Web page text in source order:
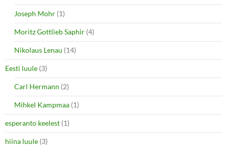
Joseph Mohr (1)
Moritz Gottlieb Saphir (4)
Nikolaus Lenau (14)
Eesti luule (3)
Carl Hermann (2)
Mihkel Kampmaa (1)
esperanto keelest (1)
hiina luule (3)